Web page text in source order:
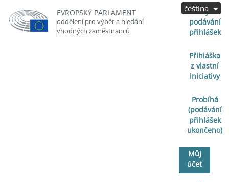
EVROPSKÝ PARLAMENT
oddělení pro výběr a hledání
vhodných zaměstnanců
Zahájeno
podávání
přihlášek
Přihláška
z vlastní
iniciativy
Probíhá
(podávání
přihlášek
ukončeno)
Můj
účet
čeština